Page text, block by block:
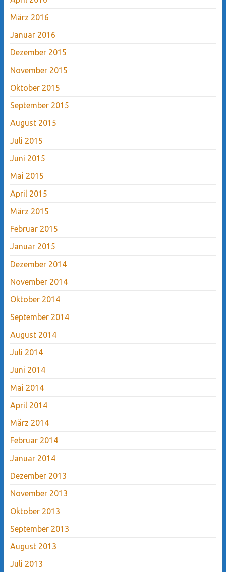
März 2016
Januar 2016
Dezember 2015
November 2015
Oktober 2015
September 2015
August 2015
Juli 2015
Juni 2015
Mai 2015
April 2015
März 2015
Februar 2015
Januar 2015
Dezember 2014
November 2014
Oktober 2014
September 2014
August 2014
Juli 2014
Juni 2014
Mai 2014
April 2014
März 2014
Februar 2014
Januar 2014
Dezember 2013
November 2013
Oktober 2013
September 2013
August 2013
Juli 2013